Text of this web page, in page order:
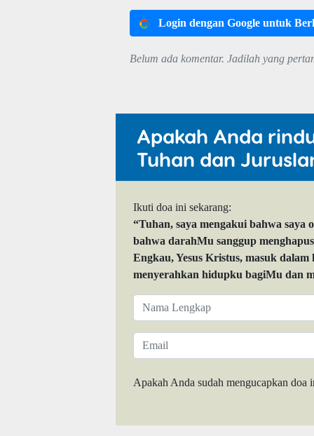
Login dengan Google untuk
Belum ada komentar. Jadilah yang
Apakah Anda
Tuhan dan
Ikuti doa ini sekarang:
“Tuhan, saya mengakui bahwa saya
bahwa darahMu sanggup
Engkau, Yesus Kristus, masuk
menyerahkan hidupku bagiMu dan
Apakah Anda sudah mengucapkan doa